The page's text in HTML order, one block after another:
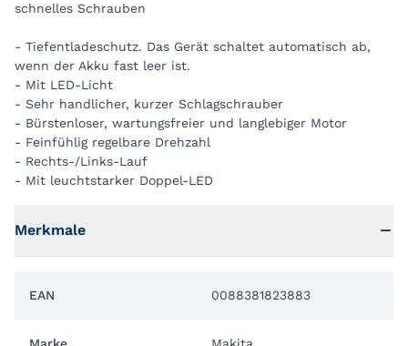
schnelles Schrauben
- Tiefentladeschutz. Das Gerät schaltet automatisch ab,
wenn der Akku fast leer ist.
- Mit LED-Licht
- Sehr handlicher, kurzer Schlagschrauber
- Bürstenloser, wartungsfreier und langlebiger Motor
- Feinfühlig regelbare Drehzahl
- Rechts-/Links-Lauf
- Mit leuchtstarker Doppel-LED
Merkmale
EAN 0088381823883